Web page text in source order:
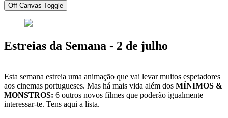
Off-Canvas Toggle
Estreias da Semana - 2 de julho
Esta semana estreia uma animação que vai levar muitos espetadores
aos cinemas portugueses. Mas há mais vida além dos MÍNIMOS &
MONSTROS: 6 outros novos filmes que poderão igualmente
interessar-te. Tens aqui a lista.